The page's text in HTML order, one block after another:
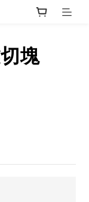
塊